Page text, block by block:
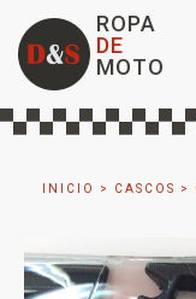
ROPA
DE
MOTO
INICIO > CASCOS >